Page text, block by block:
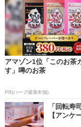
アマゾン1位「このお茶
す」噂のお茶
PR(ハーブ健康本舗)
「回転寿
【アンケ